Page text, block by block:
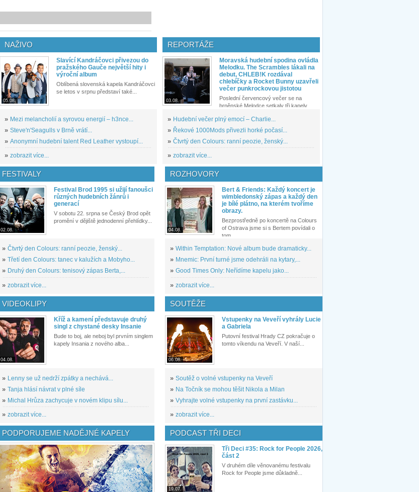
NAŽIVO
05.08.
Slavící Kandráčovci přivezou do
pražského Gauče největší hity i
výroční album
Oblíbená slovenská kapela Kandráčovci
se letos v srpnu představí také...
» Mezi melancholií a syrovou energií – h3nce...
» Steve'n'Seagulls v Brně vrátí...
» Anonymní hudební talent Red Leather vystoupí...
» zobrazit více...
REPORTÁŽE
03.08.
Moravská hudební spodina ovládla
Melodku. The Scrambles lákali na
debut, CHLEB!K rozdával
chlebíčky a Rocket Bunny uzavřeli
večer punkrockovou jistotou
Poslední červencový večer se na
brněnské Melodce setkaly tři kapely...
» Hudební večer plný emocí – Charlie...
» Řekové 1000Mods přivezli horké počasí...
» Čtvrtý den Colours: ranní peozie, ženský...
» zobrazit více...
FESTIVALY
02.08.
Festival Brod 1995 si užijí fanoušci
různých hudebních žánrů i
generací
V sobotu 22. srpna se Český Brod opět
promění v dějiště jednodenní přehlídky...
» Čtvrtý den Colours: ranní peozie, ženský...
» Třetí den Colours: tanec v kalužích a Mobyho...
» Druhý den Colours: tenisový zápas Berta,...
» zobrazit více...
ROZHOVORY
04.08.
Bert & Friends: Každý koncert je
wimbledonský zápas a každý den
je bílé plátno, na kterém tvoříme
obrazy.
Bezprostředně po koncertě na Colours
of Ostrava jsme si s Bertem povídali o
tom,...
» Within Temptation: Nové album bude dramaticky...
» Mnemic: První turné jsme odehráli na kytary,...
» Good Times Only: Neřídíme kapelu jako...
» zobrazit více...
VIDEOKLIPY
04.08.
Kříž a kamení představuje druhý
singl z chystané desky Insanie
Bude to boj, ale neboj byl prvním singlem
kapely Insania z nového alba...
» Lenny se už nedrží zpátky a nechává...
» Tanja hlásí návrat v plné síle
» Michal Hrůza zachycuje v novém klipu sílu...
» zobrazit více...
SOUTĚŽE
06.08.
Vstupenky na Veveří vyhrály Lucie
a Gabriela
Putovní festival Hrady CZ pokračuje o
tomto víkendu na Veveří. V naší...
» Soutěž o volné vstupenky na Veveří
» Na Točník se mohou těšit Nikola a Milan
» Vyhrajte volné vstupenky na první zastávku...
» zobrazit více...
PODPORUJEME NADĚJNÉ KAPELY PODCAST TŘI DECI
19.07.
Tři Deci #35: Rock for People 2026,
část 2
V druhém díle věnovanému festivalu
Rock for People jsme důkladně...